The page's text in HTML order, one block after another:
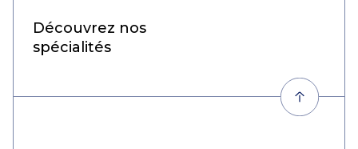
Découvrez nos
spécialités